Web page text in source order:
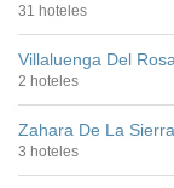
31 hoteles
Villaluenga Del
2 hoteles
Zahara De La Sierra
3 hoteles